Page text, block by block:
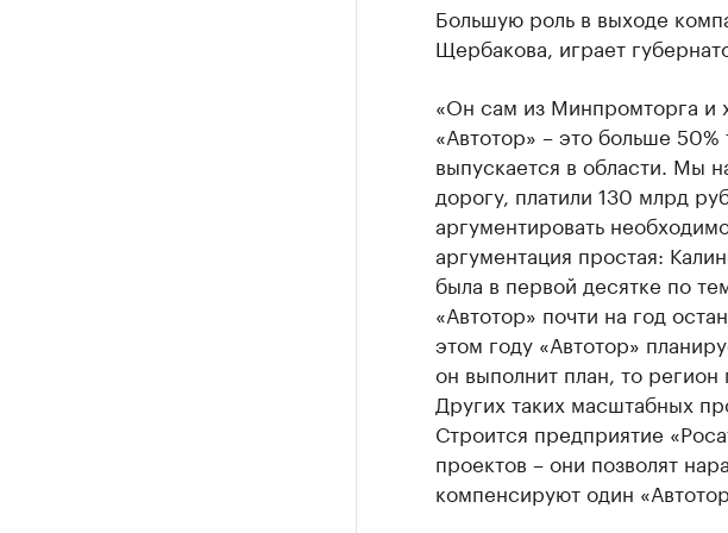
Большую роль в выходе
Щербакова, играет
«Он сам из Минпромторга и
«Автотор» – это больше
выпускается в области. Мы
дорогу, платили 130 млрд
аргументировать
аргументация простая:
была в первой десятке по
«Автотор» почти на год
этом году «Автотор»
он выполнит план, то регион
Других таких масштабных
Строится предприятие
проектов – они позволят
компенсируют один